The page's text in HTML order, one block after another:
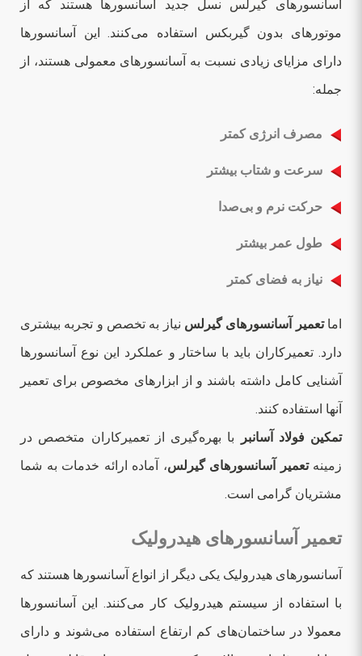
آسانسورهای گیرلس نسل جدید آسانسورها هستند که از
موتورهای بدون گیربکس استفاده می‌کنند. این آسانسورها
دارای مزایای زیادی نسبت به آسانسورهای معمولی هستند، از
جمله:
مصرف انرژی کمتر
سرعت و شتاب بیشتر
حرکت نرم و بی‌صدا
طول عمر بیشتر
نیاز به فضای کمتر
اماتعمیر آسانسورهای گیرلس نیاز به تخصص و تجربه بیشتری
دارد. تعمیرکاران باید با ساختار و عملکرد این نوع آسانسورها
آشنایی کامل داشته باشند و از ابزارهای مخصوص برای تعمیر
آنها استفاده کنند.
تمکین فولاد آسانبر
با بهره‌گیری از تعمیرکاران متخصص در
زمینهتعمیر آسانسورهای گیرلس، آماده ارائه خدمات به شما
مشتریان گرامی است.
تعمیر آسانسورهای هیدرولیک
آسانسورهای هیدرولیک یکی دیگر از انواع آسانسورها هستند که
با استفاده از سیستم هیدرولیک کار می‌کنند. این آسانسورها
معمولا در ساختمان‌های کم ارتفاع استفاده می‌شوند و دارای